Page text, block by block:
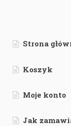
Strona
Koszyk
Moje konto
Jak